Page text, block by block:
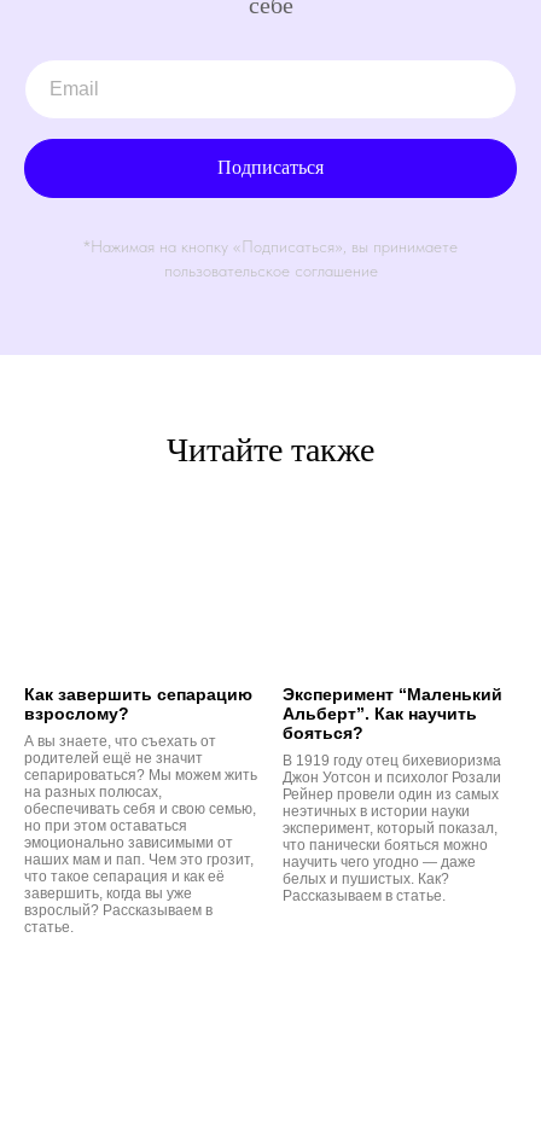
Подписаться
*Нажимая на кнопку «Подписаться», вы принимаете
пользовательское соглашение
Читайте также
Как завершить сепарацию
взрослому?
А вы знаете, что съехать от
родителей ещё не значит
сепарироваться? Мы можем жить
на разных полюсах,
обеспечивать себя и свою семью,
но при этом оставаться
эмоционально зависимыми от
наших мам и пап. Чем это грозит,
что такое сепарация и как её
завершить, когда вы уже
взрослый? Рассказываем в
статье.
Эксперимент “Маленький
Альберт”. Как научить
бояться?
В 1919 году отец бихевиоризма
Джон Уотсон и психолог Розали
Рейнер провели один из самых
неэтичных в истории науки
эксперимент, который показал,
что панически бояться можно
научить чего угодно — даже
белых и пушистых. Как?
Рассказываем в статье.